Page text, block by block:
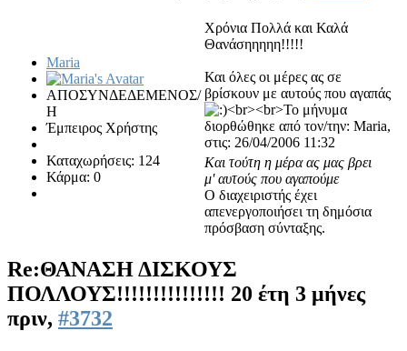
Maria
ΑΠΟΣΥΝΔΕΔΕΜΕΝΟΣ/
Η
Έμπειρος Χρήστης
Καταχωρήσεις: 124
Κάρμα: 0
Χρόνια Πολλά και Καλά
Θανάσηηηηη!!!!!
Και όλες οι μέρες ας σε
βρίσκουν με αυτούς που αγαπάς
<br><br>Το μήνυμα
διορθώθηκε από τον/την: Maria,
στις: 26/04/2006 11:32
Και τούτη η μέρα ας μας βρει
μ' αυτούς που αγαπούμε
Ο διαχειριστής έχει
απενεργοποιήσει τη δημόσια
πρόσβαση σύνταξης.
Re:ΘΑΝΑΣΗ ΔΙΣΚΟΥΣ
ΠΟΛΛΟΥΣ!!!!!!!!!!!!!!! 20 έτη 3 μήνες
πριν, #3732